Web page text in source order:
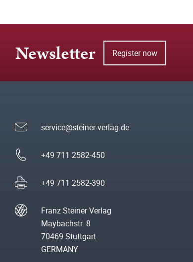
Newsletter Register now
service@steiner-verlag.de
+49 711 2582-450
+49 711 2582-390
Franz Steiner Verlag
Maybachstr. 8
70469 Stuttgart
GERMANY